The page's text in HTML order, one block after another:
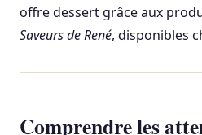
offre dessert grâce aux
Saveurs de René, disponibles
Comprendre les